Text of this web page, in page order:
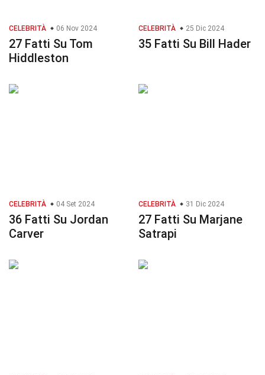
CELEBRITÀ 06 Nov 2024
27 Fatti Su Tom
Hiddleston
CELEBRITÀ 25 Dic 2024
35 Fatti Su Bill Hader
CELEBRITÀ 04 Set 2024
36 Fatti Su Jordan
Carver
CELEBRITÀ 31 Dic 2024
27 Fatti Su Marjane
Satrapi